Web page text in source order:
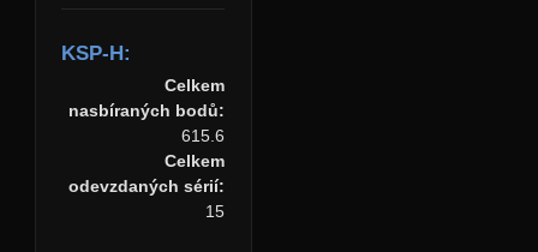
KSP-H:
Celkem
nasbíraných bodů:
615.6
Celkem
odevzdaných sérií:
15